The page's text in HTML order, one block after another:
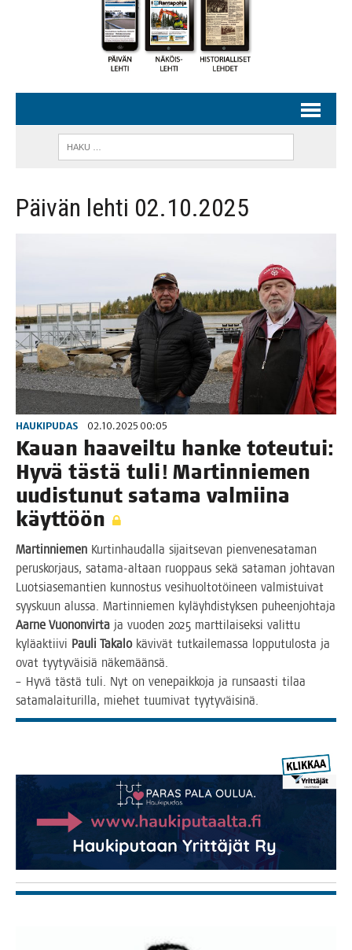
Päivän lehti 02.10.2025
HAUKIPUDAS 02.10.2025 00:05
Kau­an haa­veil­tu han­ke toteu­tui:
Hyvä täs­tä tuli! Mar­tin­nie­men
uudis­tu­nut sata­ma val­mii­na
käyttöön
Mar­tin­nie­men Kur­tin­hau­dal­la sijait­se­van pien­ve­ne­sa­ta­man
perus­kor­jaus, sata­ma-altaan ruop­paus sekä sata­man joh­ta­van
Luot­sia­se­man­tien kun­nos­tus vesi­huol­to­töi­neen val­mis­tui­vat
syys­kuun alus­sa. Mar­tin­nie­men kyläyh­dis­tyk­sen puheen­joh­ta­ja
Aar­ne Vuo­non­vir­ta ja vuo­den 2025 mart­ti­lai­sek­si valit­tu
kylä­ak­tii­vi Pau­li Taka­lokävi­vät tut­kai­le­mas­sa lop­pu­tu­los­ta ja
ovat tyy­ty­väi­siä näkemäänsä.
– Hyvä täs­tä tuli. Nyt on vene­paik­ko­ja ja run­saas­ti tilaa
sata­ma­lai­tu­ril­la, mie­het tuu­mi­vat tyytyväisinä.